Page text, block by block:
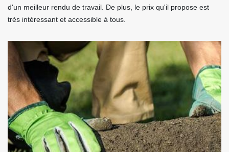
d'un meilleur rendu de travail. De plus, le prix qu'il propose est
très intéressant et accessible à tous.